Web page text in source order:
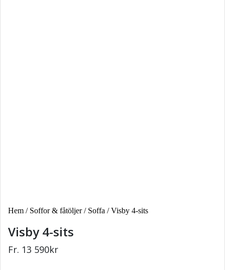
Hem / Soffor & fåtöljer/ Soffa / Visby 4-sits
Visby 4-sits
Fr. 13 590kr